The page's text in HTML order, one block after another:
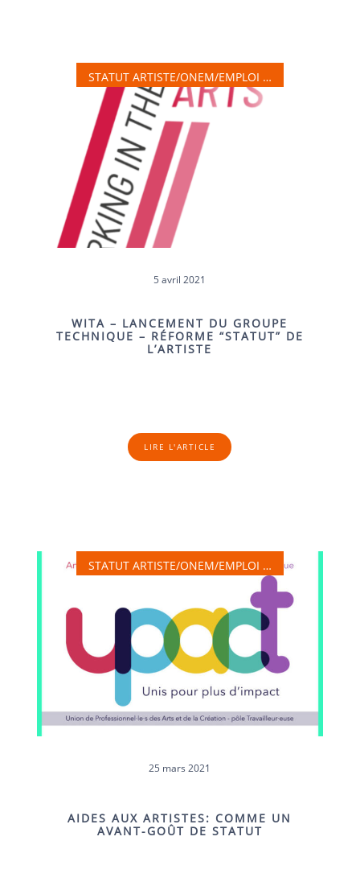
STATUT ARTISTE/ONEM/EMPLOI …
5 avril 2021
WITA – LANCEMENT DU GROUPE
TECHNIQUE – RÉFORME “STATUT” DE
L’ARTISTE
LIRE L'ARTICLE
STATUT ARTISTE/ONEM/EMPLOI …
25 mars 2021
AIDES AUX ARTISTES: COMME UN
AVANT-GOÛT DE STATUT